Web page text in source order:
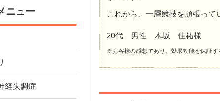
これから、一層競技を頑張って
20代 男性 木坂 佳祐様
※お客様の感想であり、効果効能を保証す
ニュー
経失調症